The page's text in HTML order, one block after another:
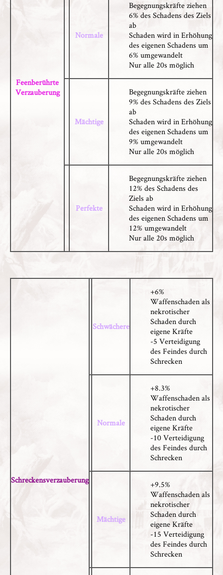
Feenberührte
Verzauberung
Normale
Begegnungskräfte ziehen
6% des Schadens des Ziels
ab
Schaden wird in Erhöhung
des eigenen Schadens um
6% umgewandelt
Nur alle 20s möglich
Mächtige
Begegnungskräfte ziehen
9% des Schadens des Ziels
ab
Schaden wird in Erhöhung
des eigenen Schadens um
9% umgewandelt
Nur alle 20s möglich
Perfekte
Begegnungskräfte ziehen
12% des Schadens des
Ziels ab
Schaden wird in Erhöhung
des eigenen Schadens um
12% umgewandelt
Nur alle 20s möglich
Schreckensverzauberung
Schwächere
+6%
Waffenschaden als
nekrotischer
Schaden durch
eigene Kräfte
-5 Verteidigung
des Feindes durch
Schrecken
Normale
+8.3%
Waffenschaden als
nekrotischer
Schaden durch
eigene Kräfte
-10 Verteidigung
des Feindes durch
Schrecken
Mächtige
+9.5%
Waffenschaden als
nekrotischer
Schaden durch
eigene Kräfte
-15 Verteidigung
des Feindes durch
Schrecken